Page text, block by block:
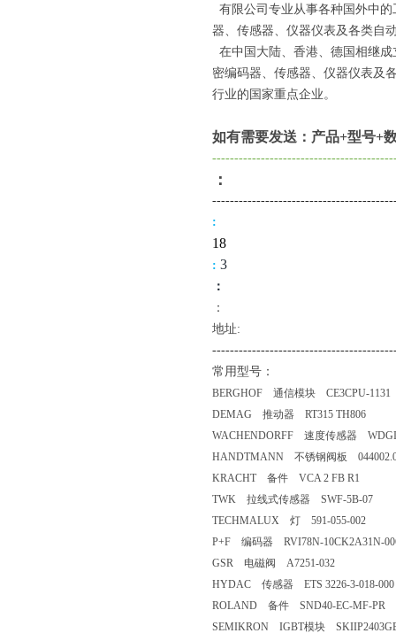
有限公司专业从事各种国外中
器、传感器、仪器仪表及各类自
在中国大陆、香港、德国相继
密编码器、传感器、仪器仪表及
行业的国家重点企业。
如有需要发送：产品+型号+
：
-------------------------------------
:
18
: 3
：
：
地址:
--------------------------------------
常用型号：
BERGHOF 通信模块 CE3CPU-1131
DEMAG 推动器 RT315 TH806
WACHENDORFF 速度传感器 WDGI
HANDTMANN 不锈钢阀板
KRACHT 备件 VCA 2 FB R1
TWK 拉线式传感器 SWF-5B-07
TECHMALUX 灯 591-055-002
P+F 编码器 RVI78N-10CK2A31N-
GSR 电磁阀 A7251-032
HYDAC 传感器 ETS 3226-3-018-000
ROLAND 备件 SND40-EC-MF-PR
SEMIKRON IGBT模块